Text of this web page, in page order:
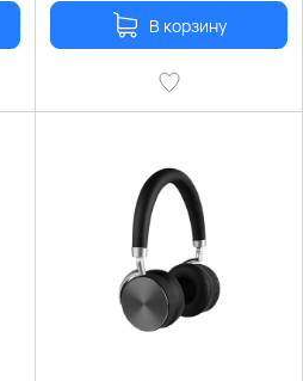
В корзину